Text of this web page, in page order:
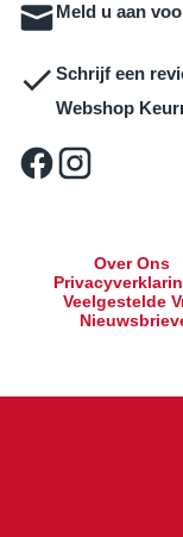
Meld u aan
Schrijf een
Webshop
Over Ons
Veelgestelde